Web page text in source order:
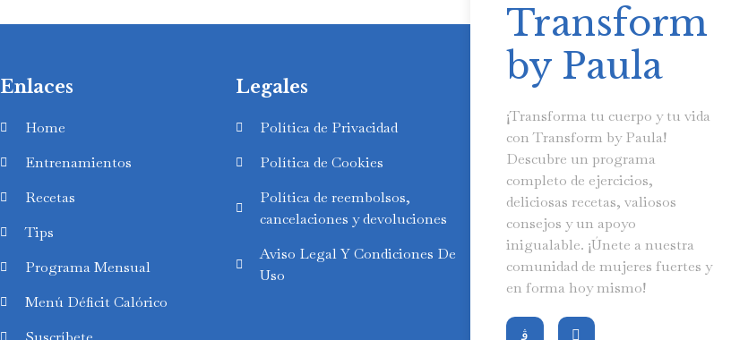
Enlaces
Home
Entrenamientos
Recetas
Tips
Programa Mensual
Menú Déficit Calórico
Legales
Política de Privacidad
Política de Cookies
Política de reembolsos,
cancelaciones y devoluciones
Aviso Legal Y Condiciones De
Uso
Transform
by Paula
¡Transforma tu cuerpo y tu vida
con Transform by Paula!
Descubre un programa
completo de ejercicios,
deliciosas recetas, valiosos
consejos y un apoyo
inigualable. ¡Únete a nuestra
comunidad de mujeres fuertes y
en forma hoy mismo!